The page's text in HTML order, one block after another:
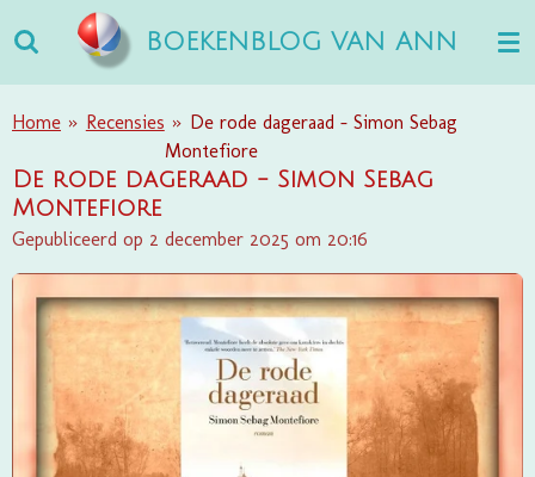
direct
naar
de
BOEKENBLOG VAN ANN
Home » Recensies » De rode dageraad - Simon Sebag
Montefiore
De rode dageraad - Simon Sebag
Montefiore
Gepubliceerd op 2 december 2025 om 20:16